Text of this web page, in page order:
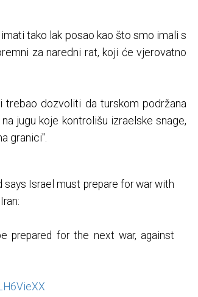
tako lak posao kao što smo imali s
za naredni rat, koji će vjerovatno
dozvoliti da turskom podržana
jugu koje kontrolišu izraelske snage,
granici".
says Israel must prepare for war with
prepared for the next war, against